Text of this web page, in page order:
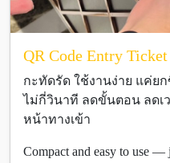
QR Code Entry Ticket
กะทัดรัด ใช้งานง่าย แค่ย
ไม่กี่วินาที ลดขั้นตอน ลดเ
หน้าทางเข้า
Compact and easy to use —